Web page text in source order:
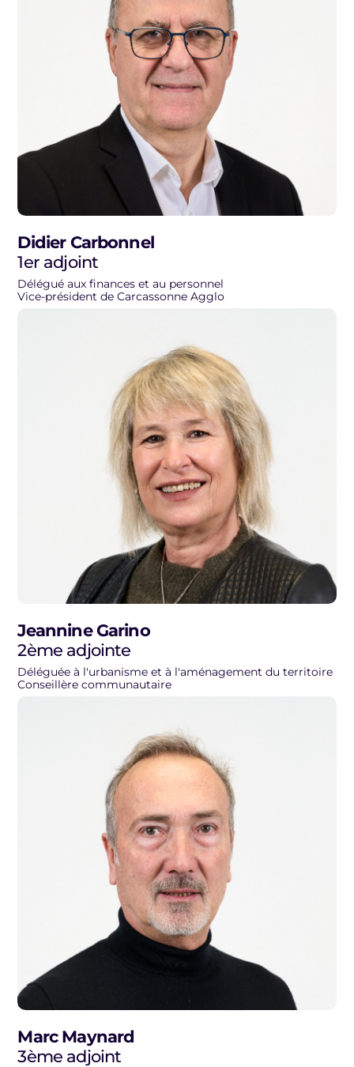
Didier Carbonnel
1er adjoint
Délégué aux finances et au personnel
Vice-président de Carcassonne Agglo
Jeannine Garino
2ème adjointe
Déléguée à l'urbanisme et à l'aménagement du territoire
Conseillère communautaire
Marc Maynard
3ème adjoint